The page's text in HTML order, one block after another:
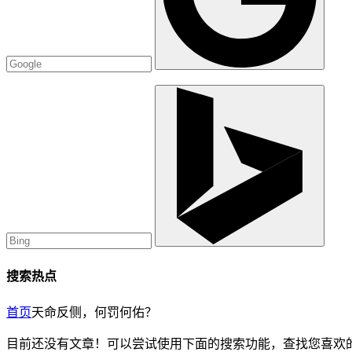
搜索热点
首页天命反侧，何罚何佑？
目前还没有文章！可以尝试使用下面的搜索功能，查找您喜欢